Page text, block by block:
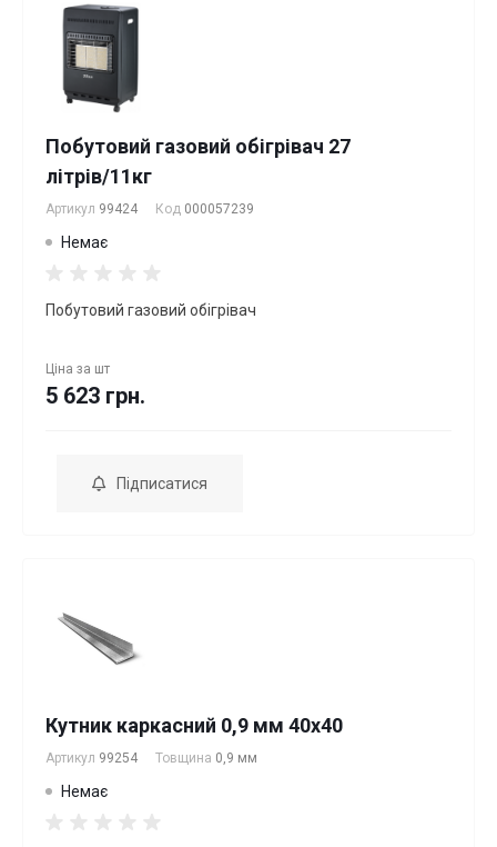
Побутовий газовий обігрівач 27
літрів/11кг
Артикул 99424 Код 000057239
Немає
Побутовий газовий обігрівач
Ціна за шт
5 623 грн.
Підписатися
Кутник каркасний 0,9 мм 40х40
Артикул 99254 Товщина 0,9 мм
Немає